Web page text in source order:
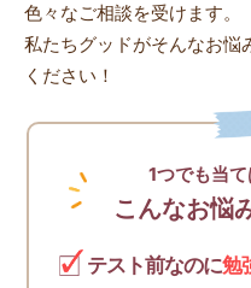
色々なご相談を受けます。
私たちグッドがそんなお悩
ください！
1つでも当
こんなお悩
テスト前なのに勉